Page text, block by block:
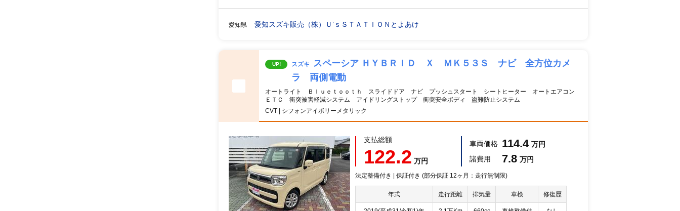
愛知県 愛知スズキ販売（株）Ｕ’ｓＳＴＡＴＩＯＮとよあけ
UP! スズキ
スペーシア ＨＹＢＲＩＤ Ｘ ＭＫ５３Ｓ ナビ 全方位カメ
ラ 両側電動
オートライト Ｂｌｕｅｔｏｏｔｈ スライドドア ナビ プッシュスタート シートヒーター オートエアコン
ＥＴＣ 衝突被害軽減システム アイドリングストップ 衝突安全ボディ 盗難防止システム
CVT | シフォンアイボリーメタリック
支払総額
122.2 万円
車両価格 114.4 万円
諸費用
7.8 万円
法定整備付き | 保証付き (部分保証 12ヶ月：走行無制限)
年式 走行距離 排気量 車検 修復歴